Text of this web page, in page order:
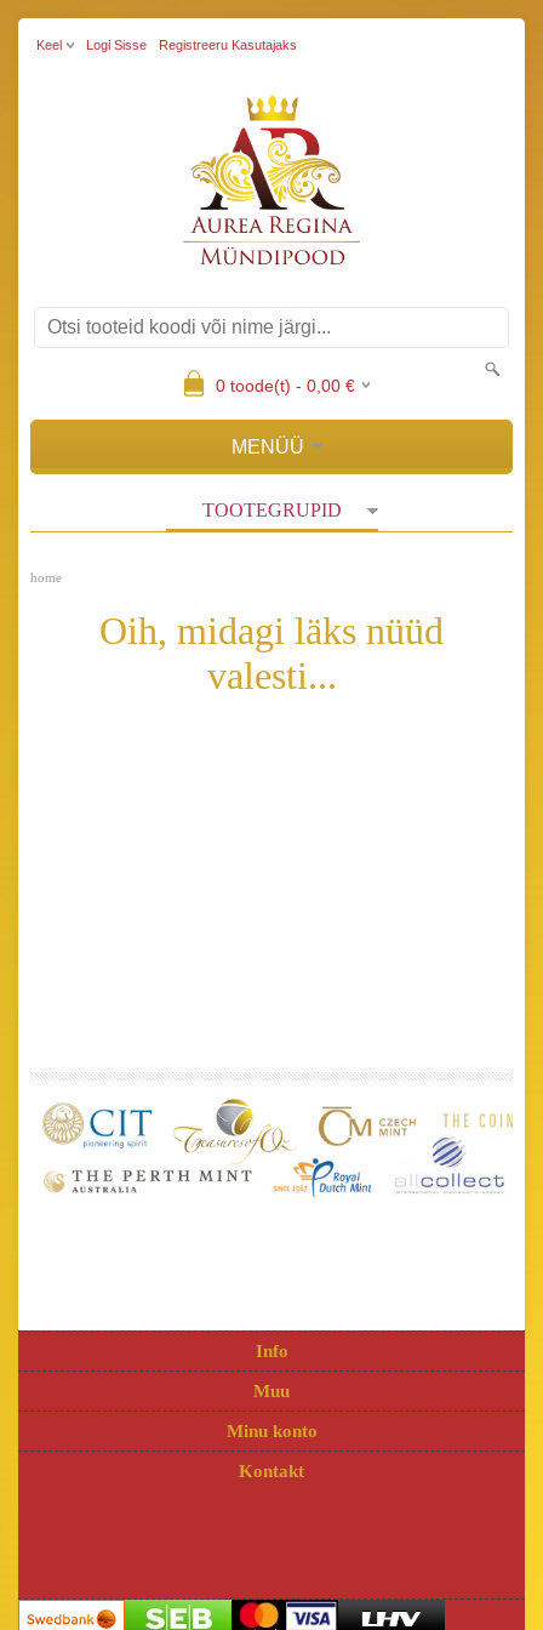
Keel Logi Sisse Registreeru Kasutajaks
0toode(t) - 0,00€
MENÜÜ
TOOTEGRUPID
home
Oih, midagi läks nüüd
valesti...
Info
Muu
Minu konto
Kontakt